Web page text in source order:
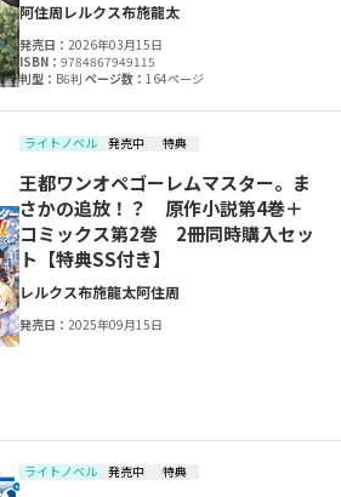
阿住周レルクス布施龍太
発売日：2026年03月15日
ISBN：9784867949115
判型： B6判ページ数：164ページ
ライトノベル 発売中 特典
王都ワンオペゴーレムマスター。ま
さかの追放！？ 原作小説第4巻＋
コミックス第2巻 2冊同時購入セッ
ト【特典SS付き】
レルクス布施龍太阿住周
発売日：2025年09月15日
ライトノベル 発売中 特典